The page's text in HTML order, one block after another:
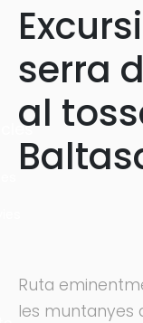
serra
al
Ruta
les muntanyes